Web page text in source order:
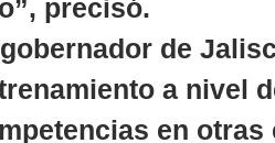
precisó.
de
a nivel
en